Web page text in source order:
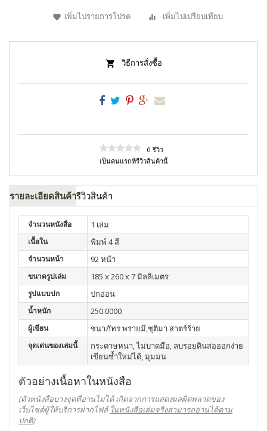
เพิ่มไปรายการโปรด เพิ่มไปเปรียบเทียบ
วิธีการสั่งซื้อ
0 รีวิว
เป็นคนแรกที่รีวิวสินค้านี้
รายละเอียดสินค้ารีวิวสินค้า
จำนวนหนังสือ 1 เล่ม
เนื้อใน พิมพ์ 4 สี
จำนวนหน้า 92 หน้า
ขนาดรูปเล่ม 185 x 260 x 7 มิลลิเมตร
รูปแบบปก ปกอ่อน
น้ำหนัก 250.0000
ผู้เขียน ชนาภัทร พรายมี,ชุติมา สาตร์ร้าย
จุดเด่นของเล่มนี้
กระดาษหนา, ไม่บาดมือ, ลบรอยดินสอออกง่าย
เขียนซ้ำใหม่ได้, มุมมน
ตัวอย่างเนื้อหาในหนังสือ
(ตัวหนังสือบางจุดที่อ่านไม่ได้ เกิดจากการแสดงผลผิดพลาดของ
เว็บไซต์ผู้ให้บริการฝากไฟล์ ในหนังสือเล่มจริงสามารถอ่านได้ตาม
ปกติ)